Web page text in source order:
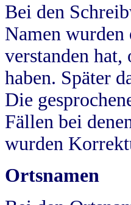
Bei den
Namen
verstanden hat,
haben. Später
Die
Fällen bei
wurden
Ortsnamen